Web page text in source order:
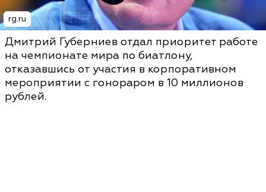
rg.ru
Дмитрий Губерниев отдал приоритет работе
на чемпионате мира по биатлону,
отказавшись от участия в корпоративном
мероприятии с гонораром в 10 миллионов
рублей.